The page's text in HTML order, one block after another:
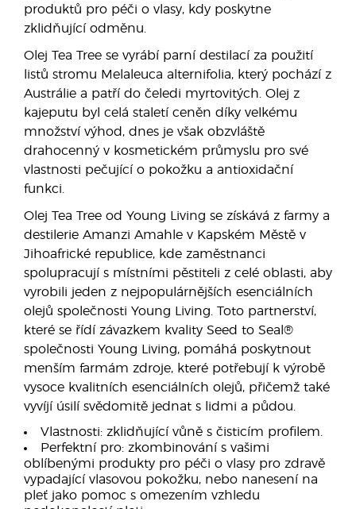
produktů pro péči o vlasy, kdy poskytne
zklidňující odměnu.
Olej Tea Tree se vyrábí parní destilací za použití
listů stromu Melaleuca alternifolia, který pochází z
Austrálie a patří do čeledi myrtovitých. Olej z
kajeputu byl celá staletí ceněn díky velkému
množství výhod, dnes je však obzvláště
drahocenný v kosmetickém průmyslu pro své
vlastnosti pečující o pokožku a antioxidační
funkci.
Olej Tea Tree od Young Living se získává z farmy a
destilerie Amanzi Amahle v Kapském Městě v
Jihoafrické republice, kde zaměstnanci
spolupracují s místními pěstiteli z celé oblasti, aby
vyrobili jeden z nejpopulárnějších esenciálních
olejů společnosti Young Living. Toto partnerství,
které se řídí závazkem kvality Seed to Seal®
společnosti Young Living, pomáhá poskytnout
menším farmám zdroje, které potřebují k výrobě
vysoce kvalitních esenciálních olejů, přičemž také
vyvíjí úsilí svědomitě jednat s lidmi a půdou.
Vlastnosti: zklidňující vůně s čisticím profilem.
Perfektní pro: zkombinování s vašimi
oblíbenými produkty pro péči o vlasy pro zdravě
vypadající vlasovou pokožku, nebo nanesení na
pleť jako pomoc s omezením vzhledu